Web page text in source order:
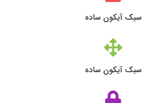
سبک آیکون ساده
سبک آیکون ساده